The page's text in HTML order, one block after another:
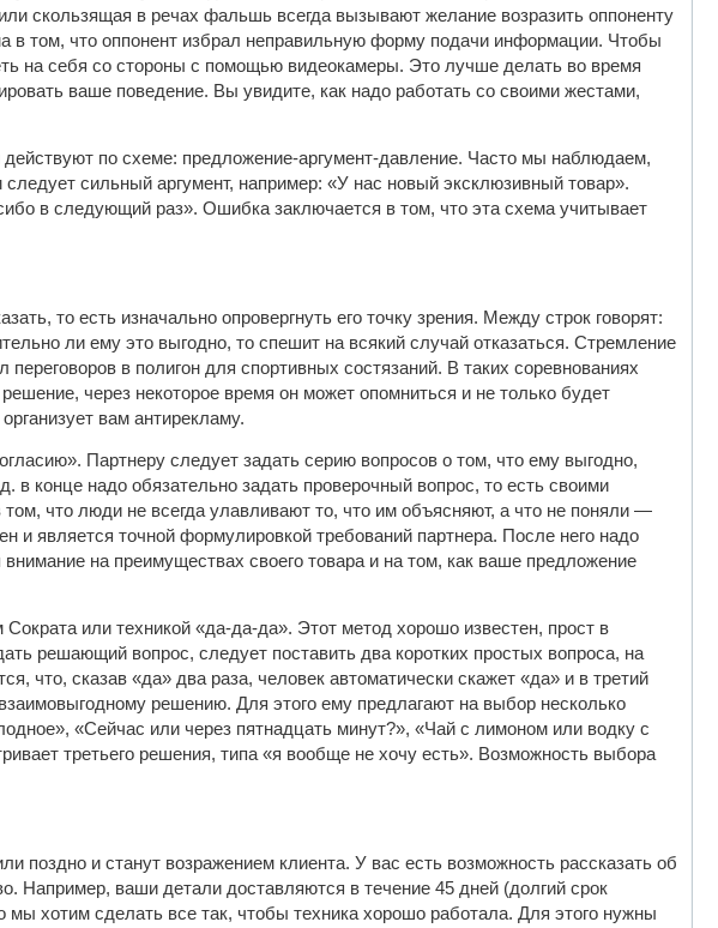
скользящая в речах фальшь всегда вызывают желание возразить оппоненту
в том, что оппонент избрал неправильную форму подачи информации. Чтобы
на себя со стороны с помощью видеокамеры. Это лучше делать во время
ваше поведение. Вы увидите, как надо работать со своими жестами,
по схеме: предложение-аргумент-давление. Часто мы наблюдаем,
сильный аргумент, например: «У нас новый эксклюзивный товар».
в следующий раз». Ошибка заключается в том, что эта схема учитывает
то есть изначально опровергнуть его точку зрения. Между строк говорят:
ли ему это выгодно, то спешит на всякий случай отказаться. Стремление
в полигон для спортивных состязаний. В таких соревнованиях
через некоторое время он может опомниться и не только будет
вам антирекламу.
Партнеру следует задать серию вопросов о том, что ему выгодно,
в конце надо обязательно задать проверочный вопрос, то есть своими
что люди не всегда улавливают то, что им объясняют, а что не поняли —
является точной формулировкой требований партнера. После него надо
на преимуществах своего товара и на том, как ваше предложение
или техникой «да-да-да». Этот метод хорошо известен, прост в
решающий вопрос, следует поставить два коротких простых вопроса, на
что, сказав «да» два раза, человек автоматически скажет «да» и в третий
решению. Для этого ему предлагают на выбор несколько
«Сейчас или через пятнадцать минут?», «Чай с лимоном или водку с
третьего решения, типа «я вообще не хочу есть». Возможность выбора
и станут возражением клиента. У вас есть возможность рассказать об
Например, ваши детали доставляются в течение 45 дней (долгий срок
хотим сделать все так, чтобы техника хорошо работала. Для этого нужны